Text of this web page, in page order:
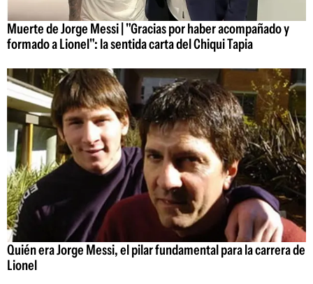
Muerte de Jorge Messi | "Gracias por haber acompañado y
formado a Lionel": la sentida carta del Chiqui Tapia
Quién era Jorge Messi, el pilar fundamental para la carrera de
Lionel